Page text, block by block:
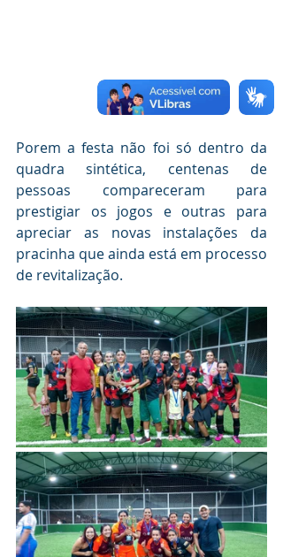
Porem a festa não foi só dentro da
quadra sintética, centenas de
pessoas compareceram para
prestigiar os jogos e outras para
apreciar as novas instalações da
pracinha que ainda está em processo
de revitalização.